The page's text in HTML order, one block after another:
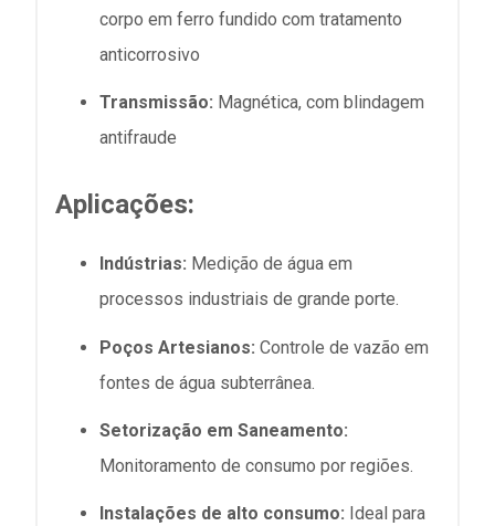
corpo em ferro fundido com tratamento
anticorrosivo
Transmissão: Magnética, com blindagem
antifraude
Aplicações:
Indústrias: Medição de água em
processos industriais de grande porte.
Poços Artesianos: Controle de vazão em
fontes de água subterrânea.
Setorização em Saneamento:
Monitoramento de consumo por regiões.
Instalações de alto consumo: Ideal para